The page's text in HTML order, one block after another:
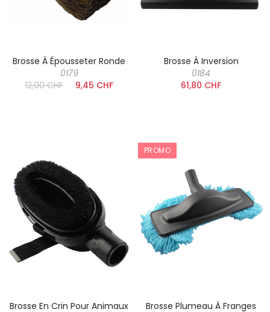
Brosse À Épousseter Ronde
0179
12,00 CHF
9,45 CHF
Brosse À Inversion
0184
61,80 CHF
Brosse En Crin Pour Animaux
PROMO
Brosse Plumeau À Franges